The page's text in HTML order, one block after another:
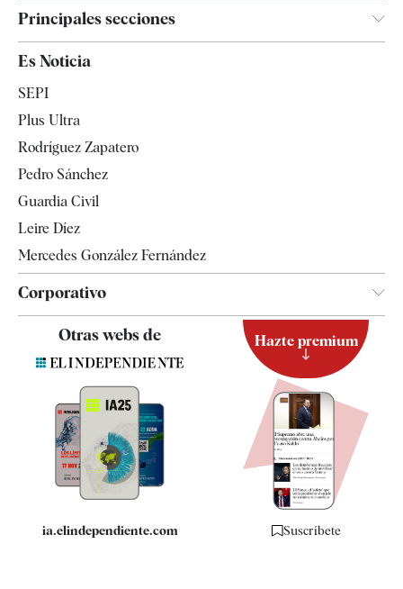
Principales secciones
España
Televisión
Es Noticia
SEPI
Plus Ultra
Rodríguez Zapatero
Pedro Sánchez
Guardia Civil
Leire Díez
Mercedes González Fernández
Corporativo
Contacto
Quiénes somos
Especificaciones
Otras webs de
ia.elindependiente.com
Hazte premium
Suscríbete